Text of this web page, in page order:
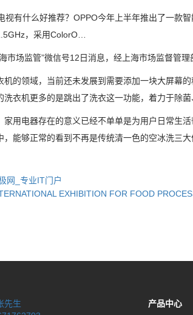
什么好推荐？OPPO今年上半年推出了一款智
，采用ColorO…
场监管”微信号12日消息，经上海市场监督管理
领域，当前还未发展到需要添加一块大屏幕的
洗衣机更多的是跳出了洗衣这一功能，着力于除
电器存在的意义已经不单单是为用户日常生活
，能够正常的看到不再是传统清一色的空冰洗三
网_专业IT门户
EXHIBITION FOR FOOD
先生
产品中心